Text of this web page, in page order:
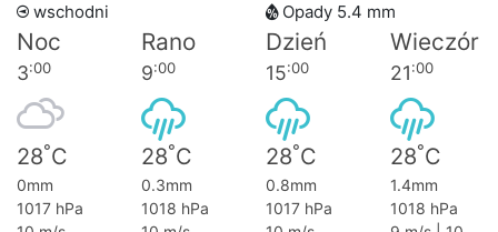
wschodni
Opady 5.4 mm
Noc Rano Dzień Wieczór
3:00 9:00 15:00 21:00
28°C 28°C 28°C 28°C
0mm 0.3mm 0.8mm
1.4mm
1017 hPa
1018 hPa 1017 hPa
1018 hPa